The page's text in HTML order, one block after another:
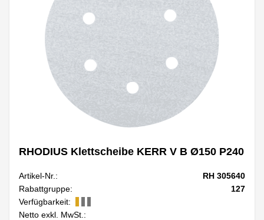
RHODIUS Klettscheibe KERR V B Ø150 P240
Artikel-Nr.:
RH 305640
Rabattgruppe:
127
Verfügbarkeit:
Netto exkl. MwSt.: